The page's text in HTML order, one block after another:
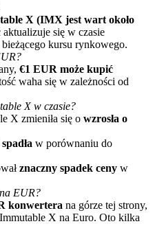
nagrody pieniężne
X (IMX jest wart około
aktualizuje się w czasie
kursu rynkowego.
€1 EUR może kupić
waha się w zależności od
X w czasie?
X zmieniła się o wzrosła o
spadła w porównaniu do
znaczny spadek ceny w
EUR?
konwertera na górze tej strony,
X na Euro. Oto kilka